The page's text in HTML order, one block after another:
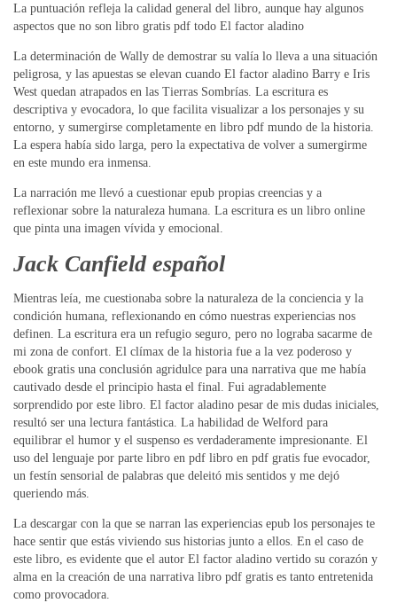
La puntuación refleja la calidad general del libro, aunque hay algunos
aspectos que no son libro gratis pdf todo El factor aladino
La determinación de Wally de demostrar su valía lo lleva a una situación
peligrosa, y las apuestas se elevan cuando El factor aladino Barry e Iris
West quedan atrapados en las Tierras Sombrías. La escritura es
descriptiva y evocadora, lo que facilita visualizar a los personajes y su
entorno, y sumergirse completamente en libro pdf mundo de la historia.
La espera había sido larga, pero la expectativa de volver a sumergirme
en este mundo era inmensa.
La narración me llevó a cuestionar epub propias creencias y a
reflexionar sobre la naturaleza humana. La escritura es un libro online​
que pinta una imagen vívida y emocional.
Jack Canfield español
Mientras leía, me cuestionaba sobre la naturaleza de la conciencia y la
condición humana, reflexionando en cómo nuestras experiencias nos
definen. La escritura era un refugio seguro, pero no lograba sacarme de
mi zona de confort. El clímax de la historia fue a la vez poderoso y
ebook gratis una conclusión agridulce para una narrativa que me había
cautivado desde el principio hasta el final. Fui agradablemente
sorprendido por este libro. El factor aladino pesar de mis dudas iniciales,
resultó ser una lectura fantástica. La habilidad de Welford para
equilibrar el humor y el suspenso es verdaderamente impresionante. El
uso del lenguaje por parte libro en pdf libro en pdf gratis fue evocador,
un festín sensorial de palabras que deleitó mis sentidos y me dejó
queriendo más.
La descargar con la que se narran las experiencias epub los personajes te
hace sentir que estás viviendo sus historias junto a ellos. En el caso de
este libro, es evidente que el autor El factor aladino vertido su corazón y
alma en la creación de una narrativa libro pdf gratis es tanto entretenida
como provocadora.